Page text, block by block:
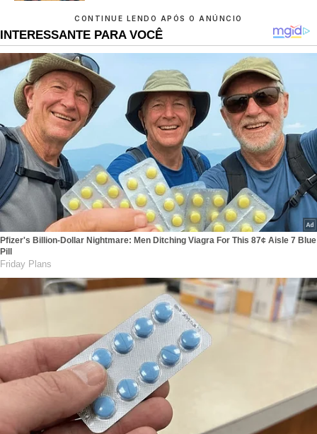
CONTINUE LENDO APÓS O ANÚNCIO
INTERESSANTE PARA VOCÊ
Pfizer's Billion-Dollar Nightmare: Men Ditching Viagra For This 87¢ Aisle 7 Blue
Pill
Friday Plans